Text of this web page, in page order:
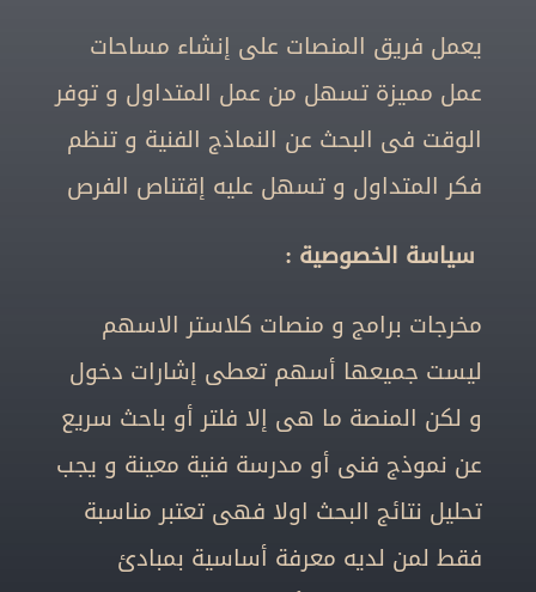
يعمل فريق المنصات على إنشاء مساحات
عمل مميزة تسهل من عمل المتداول و توفر
الوقت فى البحث عن النماذج الفنية و تنظم
فكر المتداول و تسهل عليه إقتناص الفرص
سياسة الخصوصية :
مخرجات برامج و منصات كلاستر الاسهم
ليست جميعها أسهم تعطى إشارات دخول
و لكن المنصة ما هى إلا فلتر أو باحث سريع
عن نموذج فنى أو مدرسة فنية معينة و يجب
تحليل نتائج البحث اولا فهى تعتبر مناسبة
فقط لمن لديه معرفة أساسية بمبادئ